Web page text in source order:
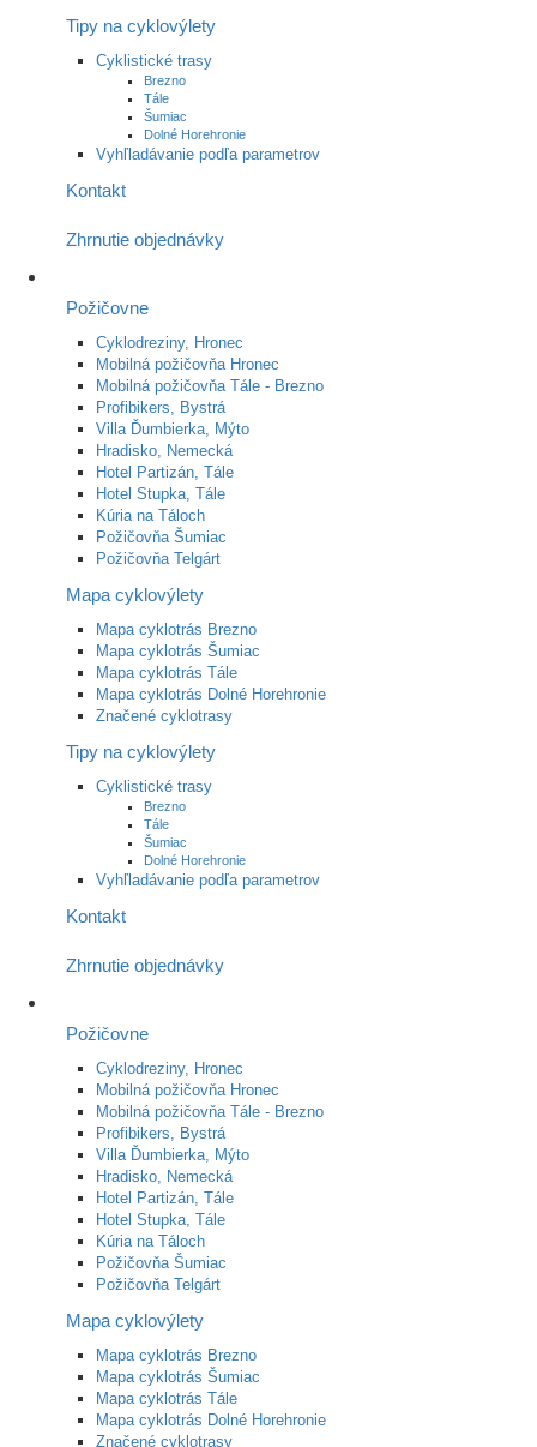
Tipy na cyklovýlety
Cyklistické trasy
Brezno
Tále
Šumiac
Dolné Horehronie
Vyhľladávanie podľa parametrov
Kontakt
Zhrnutie objednávky
Požičovne
Cyklodreziny, Hronec
Mobilná požičovňa Hronec
Mobilná požičovňa Tále - Brezno
Profibikers, Bystrá
Villa Ďumbierka, Mýto
Hradisko, Nemecká
Hotel Partizán, Tále
Hotel Stupka, Tále
Kúria na Táloch
Požičovňa Šumiac
Požičovňa Telgárt
Mapa cyklovýlety
Mapa cyklotrás Brezno
Mapa cyklotrás Šumiac
Mapa cyklotrás Tále
Mapa cyklotrás Dolné Horehronie
Značené cyklotrasy
Tipy na cyklovýlety
Cyklistické trasy
Brezno
Tále
Šumiac
Dolné Horehronie
Vyhľladávanie podľa parametrov
Kontakt
Zhrnutie objednávky
Požičovne
Cyklodreziny, Hronec
Mobilná požičovňa Hronec
Mobilná požičovňa Tále - Brezno
Profibikers, Bystrá
Villa Ďumbierka, Mýto
Hradisko, Nemecká
Hotel Partizán, Tále
Hotel Stupka, Tále
Kúria na Táloch
Požičovňa Šumiac
Požičovňa Telgárt
Mapa cyklovýlety
Mapa cyklotrás Brezno
Mapa cyklotrás Šumiac
Mapa cyklotrás Tále
Mapa cyklotrás Dolné Horehronie
Značené cyklotrasy